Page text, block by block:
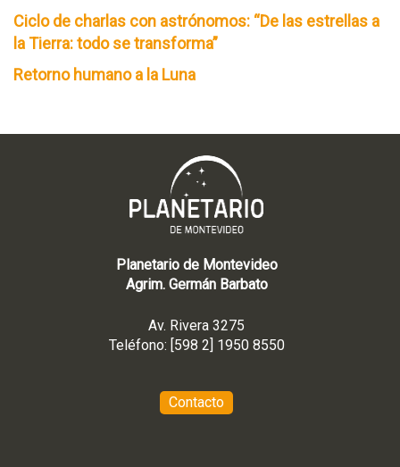
Ciclo de charlas con astrónomos: “De las estrellas a
la Tierra: todo se transforma”
Retorno humano a la Luna
Planetario de Montevideo
Agrim. Germán Barbato
Av. Rivera 3275
Teléfono: [598 2] 1950 8550
Contacto